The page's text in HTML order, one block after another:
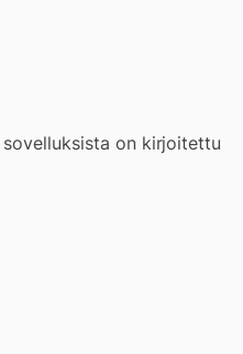
on kirjoitettu